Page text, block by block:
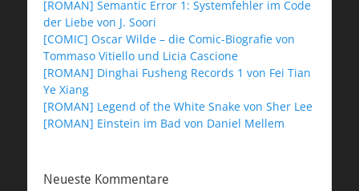
[ROMAN] Semantic Error 1: Systemfehler im Code
der Liebe von J. Soori
[COMIC] Oscar Wilde – die Comic-Biografie von
Tommaso Vitiello und Licia Cascione
[ROMAN] Dinghai Fusheng Records 1 von Fei Tian
Ye Xiang
[ROMAN] Legend of the White Snake von Sher Lee
[ROMAN] Einstein im Bad von Daniel Mellem
Neueste Kommentare